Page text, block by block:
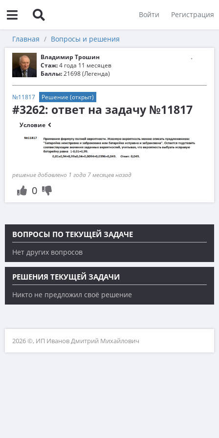
Войти Регистрация
Главная Вопросы и решения
Владимир Трошин
Стаж:4 года 11 месяцев
Баллы:21698 (Легенда)
№11817 Решение (открыт)
#3262: ответ на задачу №11817
Условие
решение добавлено 1 года 7 месяцев назад
0
ВОПРОСЫ ПО ТЕКУЩЕЙ ЗАДАЧЕ
Нет других вопросов
РЕШЕНИЯ ТЕКУЩЕЙ ЗАДАЧИ
Никто не предложил своё решение
2026 ©, ИП Иванов Дмитрий Михайлович